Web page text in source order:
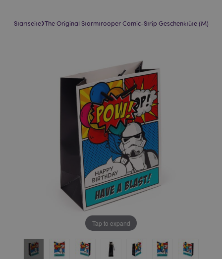
Startseite›The Original Stormtrooper Comic-Strip Geschenktüte (M)
Tap to expand